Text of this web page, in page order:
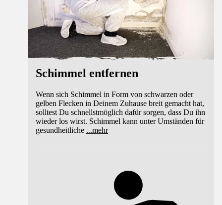
Schimmel entfernen
Wenn sich Schimmel in Form von schwarzen oder
gelben Flecken in Deinem Zuhause breit gemacht hat,
solltest Du schnellstmöglich dafür sorgen, dass Du ihn
wieder los wirst. Schimmel kann unter Umständen für
gesundheitliche ...mehr